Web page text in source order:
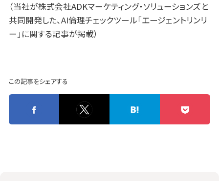
（当社が株式会社ADKマーケティング・ソリューションズと
共同開発した、AI倫理チェックツール「エージェントリンリ
ー」に関する記事が掲載）
この記事をシェアする